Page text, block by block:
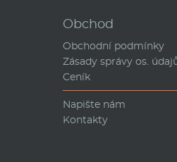
Obchod
Obchodní podmínky
Zásady správy os.
Ceník
Napište nám
Kontakty